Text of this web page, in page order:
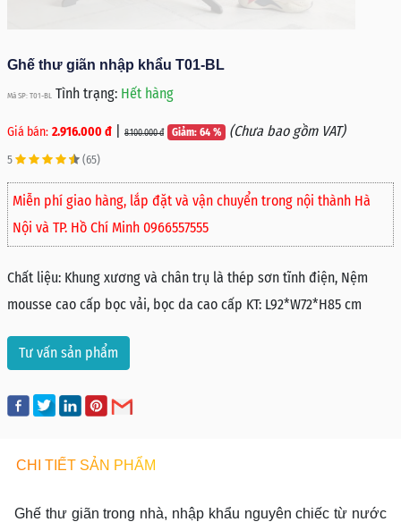
Ghế thư giãn nhập khẩu T01-BL
Mã SP: T01-BL Tình trạng: Hết hàng
Giá bán: 2.916.000 đ 8.100.000 đ Giảm: 64 % (Chưa bao gồm VAT)
5 (65)
Miễn phí giao hàng, lắp đặt và vận chuyển trong nội thành Hà
Nội và TP. Hồ Chí Minh 0966557555
Chất liệu: Khung xương và chân trụ là thép sơn tĩnh điện, Nệm
mousse cao cấp bọc vải, bọc da cao cấp KT: L92*W72*H85 cm
Tư vấn sản phẩm
CHI TIẾT SẢN PHẨM
Ghế thư giãn trong nhà, nhập khẩu nguyên chiếc từ nước